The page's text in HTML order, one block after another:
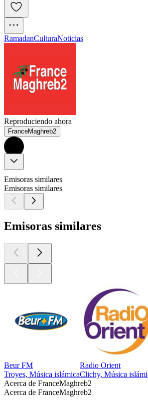
RamadanCulturaNoticias
Reproduciendo ahora
FranceMaghreb2
Emisoras similares
Emisoras similares
Emisoras similares
Beur FM
Troyes, Música islámica
Radio Orient
Clichy, Música
Acerca de FranceMaghreb2
Acerca de FranceMaghreb2